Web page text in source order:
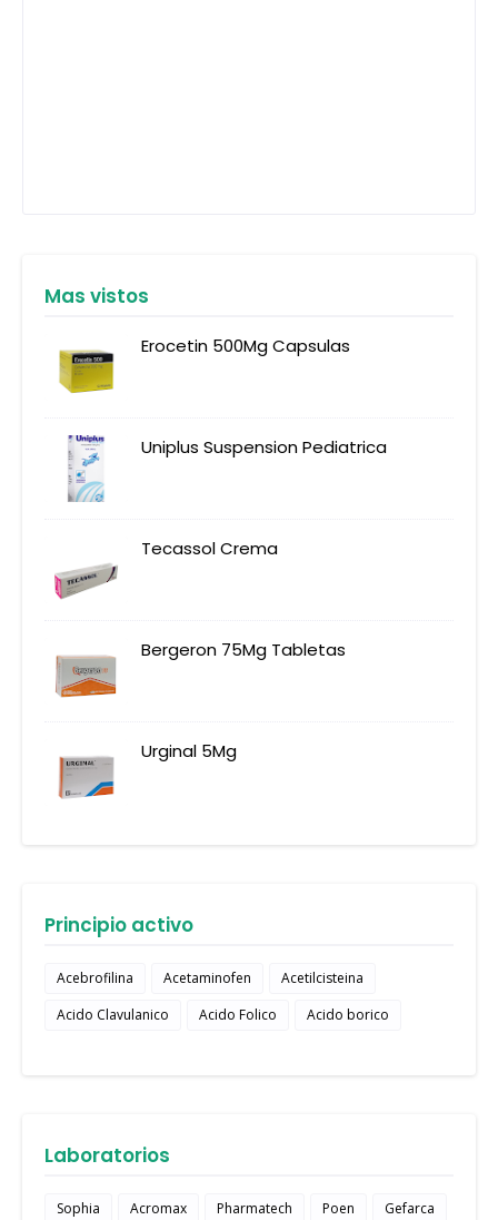
Mas vistos
Erocetin 500Mg Capsulas
Uniplus Suspension Pediatrica
Tecassol Crema
Bergeron 75Mg Tabletas
Urginal 5Mg
Principio activo
Acebrofilina Acetaminofen
Acetilcisteina
Acido Clavulanico
Acido Folico Acido borico
Laboratorios
Sophia Acromax Pharmatech Poen
Gefarca